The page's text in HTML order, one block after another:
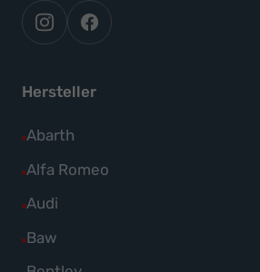
autoflex
auf
autoflex24
auf
Hersteller
Abarth
Alle
Fahrzeuge
Abarth
anzeigen
Alfa Romeo
Alle
Fahrzeuge
Alfa
Audi
Alle
Fahrzeuge
Baw
Alle
Fahrzeuge